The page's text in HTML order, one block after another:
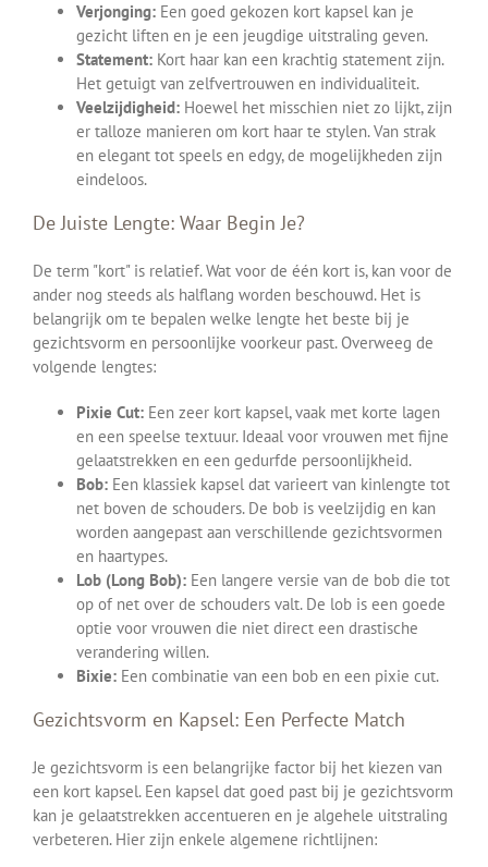
Verjonging: Een goed gekozen kort kapsel kan je
gezicht liften en je een jeugdige uitstraling geven.
Statement: Kort haar kan een krachtig statement zijn.
Het getuigt van zelfvertrouwen en individualiteit.
Veelzijdigheid: Hoewel het misschien niet zo lijkt, zijn
er talloze manieren om kort haar te stylen. Van strak
en elegant tot speels en edgy, de mogelijkheden zijn
eindeloos.
De Juiste Lengte: Waar Begin Je?
De term "kort" is relatief. Wat voor de één kort is, kan voor de
ander nog steeds als halflang worden beschouwd. Het is
belangrijk om te bepalen welke lengte het beste bij je
gezichtsvorm en persoonlijke voorkeur past. Overweeg de
volgende lengtes:
Pixie Cut: Een zeer kort kapsel, vaak met korte lagen
en een speelse textuur. Ideaal voor vrouwen met fijne
gelaatstrekken en een gedurfde persoonlijkheid.
Bob: Een klassiek kapsel dat varieert van kinlengte tot
net boven de schouders. De bob is veelzijdig en kan
worden aangepast aan verschillende gezichtsvormen
en haartypes.
Lob (Long Bob): Een langere versie van de bob die tot
op of net over de schouders valt. De lob is een goede
optie voor vrouwen die niet direct een drastische
verandering willen.
Bixie: Een combinatie van een bob en een pixie cut.
Gezichtsvorm en Kapsel: Een Perfecte Match
Je gezichtsvorm is een belangrijke factor bij het kiezen van
een kort kapsel. Een kapsel dat goed past bij je gezichtsvorm
kan je gelaatstrekken accentueren en je algehele uitstraling
verbeteren. Hier zijn enkele algemene richtlijnen: